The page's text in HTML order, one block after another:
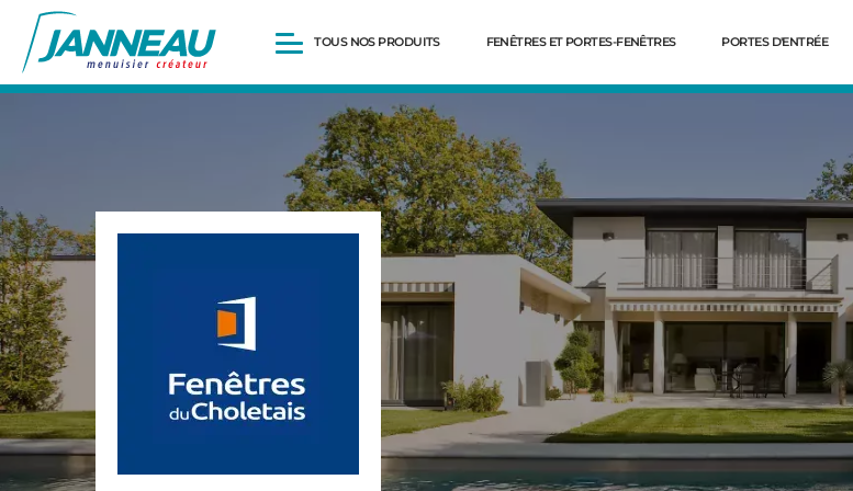
TOUS NOS PRODUITS
Pergolas
Portails et portillons
Carports
Clôtures
FENÊTRES ET PORTES-FENÊTRES PORTES D'ENTRÉE